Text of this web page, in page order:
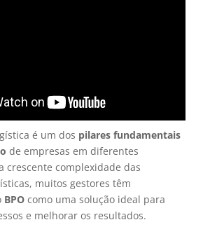
é um dos pilares fundamentais
de empresas em diferentes
crescente complexidade das
muitos gestores têm
BPOcomo uma solução ideal para
e melhorar os resultados.